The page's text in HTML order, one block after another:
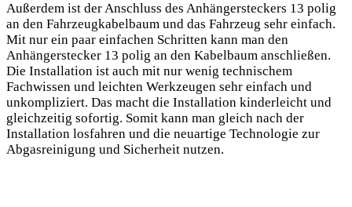
Außerdem ist der Anschluss des Anhängersteckers 13 polig
an den Fahrzeugkabelbaum und das Fahrzeug sehr einfach.
Mit nur ein paar einfachen Schritten kann man den
Anhängerstecker 13 polig an den Kabelbaum anschließen.
Die Installation ist auch mit nur wenig technischem
Fachwissen und leichten Werkzeugen sehr einfach und
unkompliziert. Das macht die Installation kinderleicht und
gleichzeitig sofortig. Somit kann man gleich nach der
Installation losfahren und die neuartige Technologie zur
Abgasreinigung und Sicherheit nutzen.